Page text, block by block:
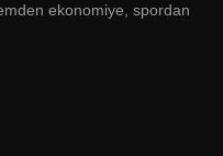
ekonomiye, spordan